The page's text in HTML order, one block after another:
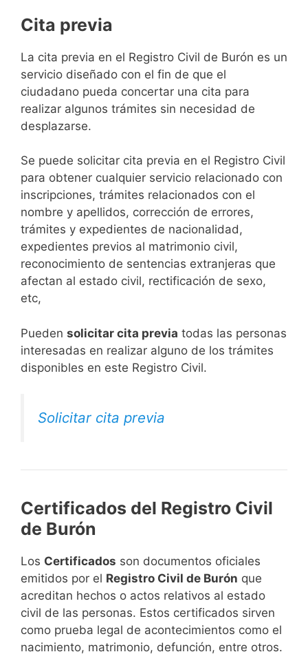
Cita previa
​​​​​​​​​​​​​​​​​​​​​​​​​​​​La cita previa en el Registro Civil de Burón es un
servicio diseñado con el fin de que el
ciudadano pueda concertar una cita para
realizar algunos trámites sin necesidad de
desplazarse.​
Se puede solicitar cita previa en el Registro Civil
para obtener cualquier servicio relacionado con
inscripciones, trámites relacionados con el
nombre y apellidos, corrección de errores,
trámites y expedientes de nacionalidad,
expedientes previos al matrimonio civil,
reconocimiento de sentencias extranjeras que
afectan al estado civil, rectificación de sexo,
etc,
​Pueden solicitar cita previa todas las personas
interesadas en realizar alguno de los trámites
disponibles en este Registro Civil.​
Solicitar cita previa
Certificados del Registro Civil
de Burón
Los Certificados son documentos oficiales
emitidos por el Registro Civil de Burón que
acreditan hechos o actos relativos al estado
civil de las personas. Estos certificados sirven
como prueba legal de acontecimientos como el
nacimiento, matrimonio, defunción, entre otros.